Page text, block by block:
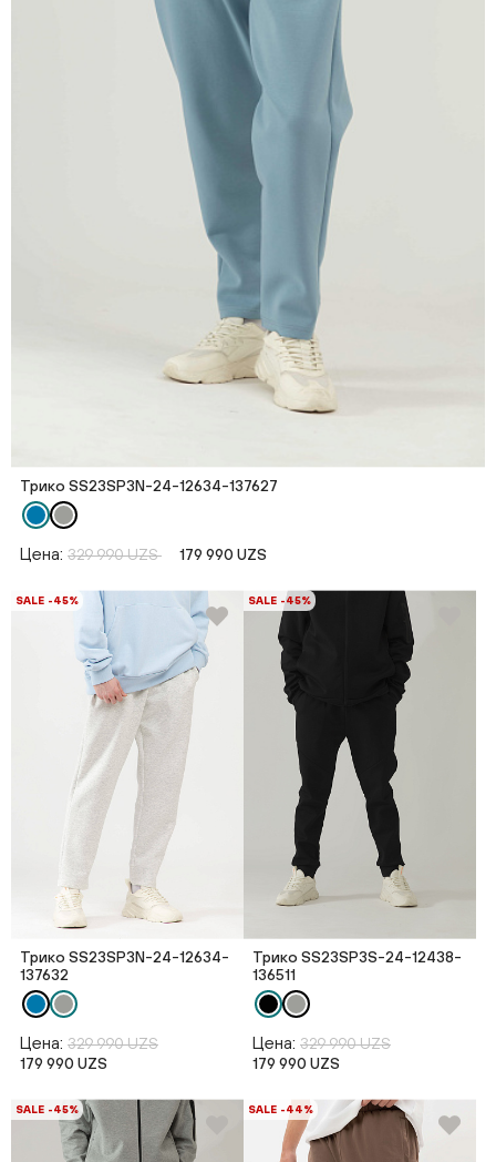
Трико SS23SP3N-24-12634-137627
Цена: 329 990 UZS 179 990 UZS
SALE -45%
Трико SS23SP3N-24-12634-
137632
Цена: 329 990 UZS
179 990 UZS
SALE -45%
Трико SS23SP3S-24-12438-
136511
Цена: 329 990 UZS
179 990 UZS
SALE -45% SALE -44%